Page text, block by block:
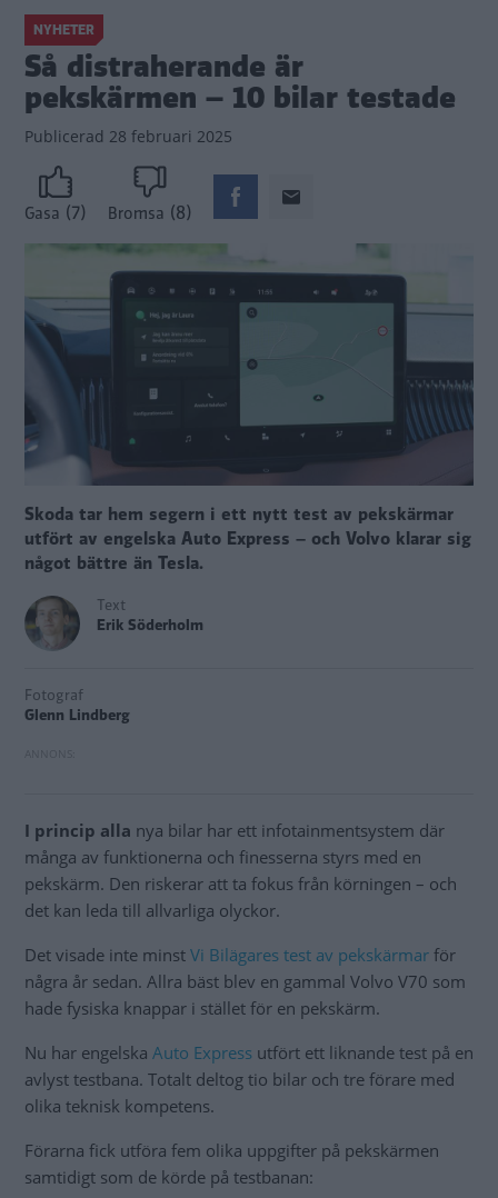
NYHETER
Så distraherande är
pekskärmen – 10 bilar testade
Publicerad 28 februari 2025
Gasa (7) Bromsa (8)
Skoda tar hem segern i ett nytt test av pekskärmar
utfört av engelska Auto Express – och Volvo klarar sig
något bättre än Tesla.
Text
Erik Söderholm
Fotograf
Glenn Lindberg
I princip alla nya bilar har ett infotainmentsystem där
många av funktionerna och finesserna styrs med en
pekskärm. Den riskerar att ta fokus från körningen – och
det kan leda till allvarliga olyckor.
Det visade inte minst Vi Bilägares test av pekskärmar för
några år sedan. Allra bäst blev en gammal Volvo V70 som
hade fysiska knappar i stället för en pekskärm.
Nu har engelska Auto Express utfört ett liknande test på en
avlyst testbana. Totalt deltog tio bilar och tre förare med
olika teknisk kompetens.
Förarna fick utföra fem olika uppgifter på pekskärmen
samtidigt som de körde på testbanan: